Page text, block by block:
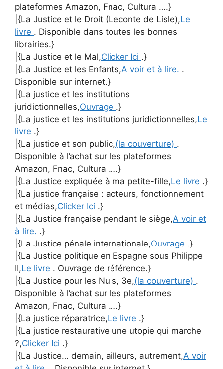
plateformes Amazon, Fnac, Cultura ….}
|{La Justice et le Droit (Leconte de Lisle),Le
livre . Disponible dans toutes les bonnes
librairies.}
|{La Justice et le Mal,Clicker Ici .}
|{La Justice et les Enfants,A voir et à lire. .
Disponible sur internet.}
|{La justice et les institutions
juridictionnelles,Ouvrage .}
|{La justice et les institutions juridictionnelles,Le
livre .}
|{La justice et son public,(la couverture) .
Disponible à l’achat sur les plateformes
Amazon, Fnac, Cultura ….}
|{La Justice expliquée à ma petite-fille,Le livre .}
|{La justice française : acteurs, fonctionnement
et médias,Clicker Ici .}
|{La Justice française pendant le siège,A voir et
à lire. .}
|{La Justice pénale internationale,Ouvrage .}
|{La Justice politique en Espagne sous Philippe
II,Le livre . Ouvrage de référence.}
|{La Justice pour les Nuls, 3e,(la couverture) .
Disponible à l’achat sur les plateformes
Amazon, Fnac, Cultura ….}
|{La justice réparatrice,Le livre .}
|{La justice restaurative une utopie qui marche
?,Clicker Ici .}
|{La Justice… demain, ailleurs, autrement,A voir